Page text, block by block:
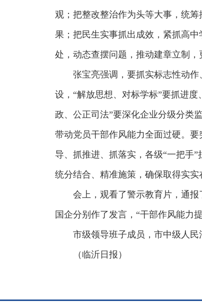
观；把整改整治作为头等大事，统
果；把民生实事抓出成效，紧抓高
处，动态查摆问题，推动建章立制，
张宝亮强调，要抓实标志性动
设，“解放思想、对标学标”要抓进
政、公正司法”要深化企业分级分类
带动党员干部作风能力全面过硬。
导、抓推进、抓落实，各级“一把手
统分结合、精准施策，确保取得实实
会上，观看了警示教育片，通
国企分别作了发言，“干部作风能力
市级领导班子成员，市中级人
（临沂日报）